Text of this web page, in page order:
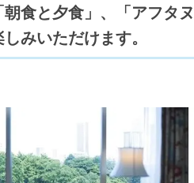
朝食と夕食」、「アフタ
みいただけます。